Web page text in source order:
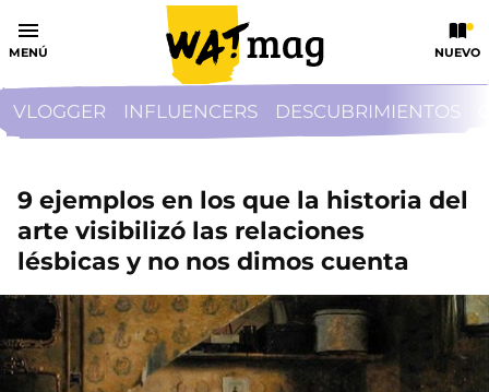
MENÚ NUEVO
VLOGGER INFLUENCERS DESCUBRIMIENTOS
9 ejemplos en los que la historia del
arte visibilizó las relaciones
lésbicas y no nos dimos cuenta